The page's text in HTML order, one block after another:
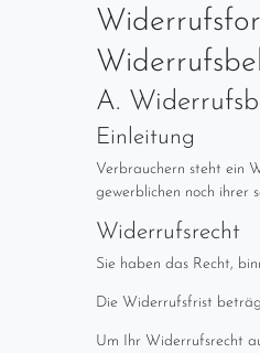
A.
Einleitung
Verbrauchern steht ein
gewerblichen noch ihrer
Widerrufsrecht
Sie haben das Recht,
Die Widerrufsfrist
Um Ihr Widerrufsrecht